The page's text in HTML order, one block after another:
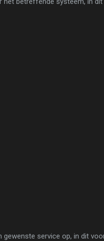
gewenste service op, in dit